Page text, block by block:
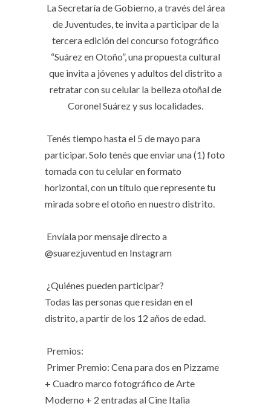
La Secretaría de Gobierno, a través del área
de Juventudes, te invita a participar de la
tercera edición del concurso fotográfico
“Suárez en Otoño”, una propuesta cultural
que invita a jóvenes y adultos del distrito a
retratar con su celular la belleza otoñal de
Coronel Suárez y sus localidades.
Tenés tiempo hasta el 5 de mayo para
participar. Solo tenés que enviar una (1) foto
tomada con tu celular en formato
horizontal, con un título que represente tu
mirada sobre el otoño en nuestro distrito.
Envíala por mensaje directo a
@suarezjuventud en Instagram
¿Quiénes pueden participar?
Todas las personas que residan en el
distrito, a partir de los 12 años de edad.
Premios:
Primer Premio: Cena para dos en Pizzame
+ Cuadro marco fotográfico de Arte
Moderno + 2 entradas al Cine Italia